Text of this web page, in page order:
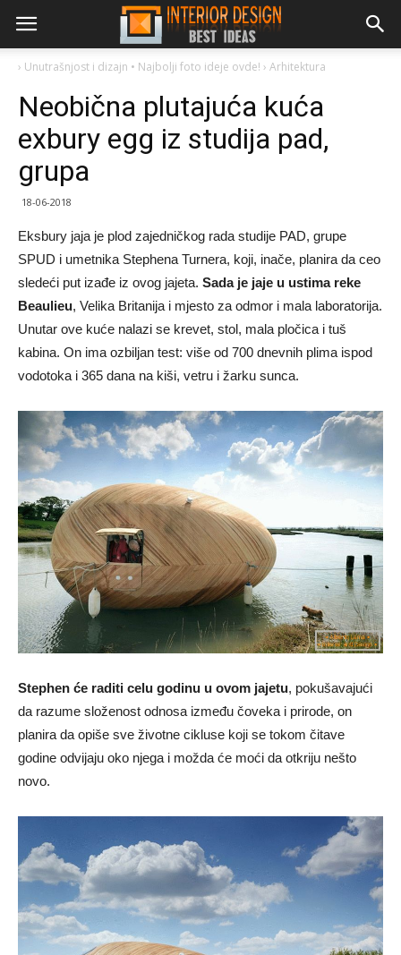
› Unutrašnjost i dizajn • Najbolji foto ideje ovde! › Arhitektura
Neobična plutajuća kuća
exbury egg iz studija pad,
grupa
18-06-2018
Eksbury jaja je plod zajedničkog rada studije PAD, grupe
SPUD i umetnika Stephena Turnera, koji, inače, planira da ceo
sledeći put izađe iz ovog jajeta. Sada je jaje u ustima reke
Beaulieu, Velika Britanija i mjesto za odmor i mala laboratorija.
Unutar ove kuće nalazi se krevet, stol, mala pločica i tuš
kabina. On ima ozbiljan test: više od 700 dnevnih plima ispod
vodotoka i 365 dana na kiši, vetru i žarku sunca.
Stephen će raditi celu godinu u ovom jajetu, pokušavajući
da razume složenost odnosa između čoveka i prirode, on
planira da opiše sve životne cikluse koji se tokom čitave
godine odvijaju oko njega i možda će moći da otkriju nešto
novo.